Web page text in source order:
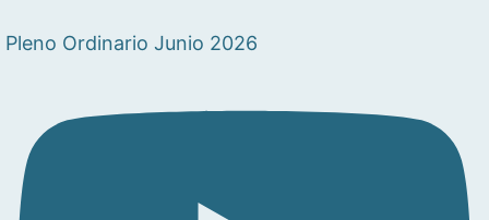
Pleno Ordinario Junio 2026